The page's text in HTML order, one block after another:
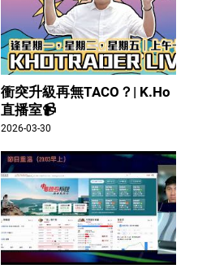
衝突升級再無TACO？| K.Ho
直播室📹
2026-03-30